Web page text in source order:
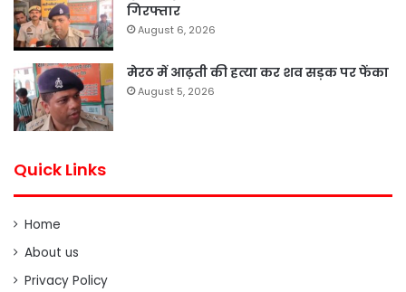
गिरफ्तार
August 6, 2026
मेरठ में आढ़ती की हत्या कर शव सड़क पर फेंका
August 5, 2026
Quick Links
Home
About us
Privacy Policy